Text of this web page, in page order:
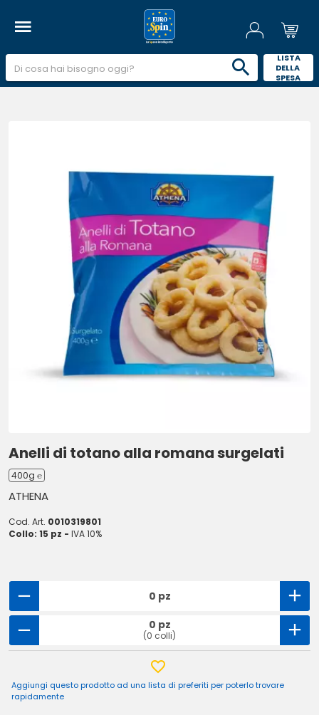
LISTA
DELLA
SPESA
Anelli di totano alla romana surgelati
400g ℮
ATHENA
Cod. Art. 0010319801
Collo: 15 pz - IVA 10%
0 pz
0 pz
(0 colli)
Aggiungi questo prodotto ad una lista di preferiti per poterlo trovare
rapidamente